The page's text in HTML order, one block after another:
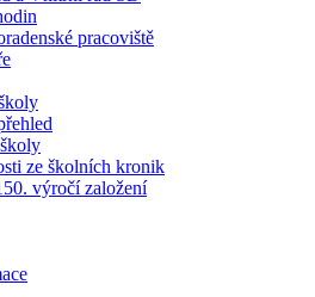
pracoviště
ze školních kronik
výročí založení